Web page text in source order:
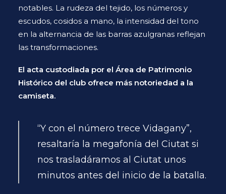
notables. La rudeza del tejido, los números y
escudos, cosidos a mano, la intensidad del tono
en la alternancia de las barras azulgranas reflejan
las transformaciones.
El acta custodiada por el Área de Patrimonio
Histórico del club ofrece más notoriedad a la
camiseta.
“Y con el número trece Vidagany”,
resaltaría la megafonía del Ciutat si
nos trasladáramos al Ciutat unos
minutos antes del inicio de la batalla.